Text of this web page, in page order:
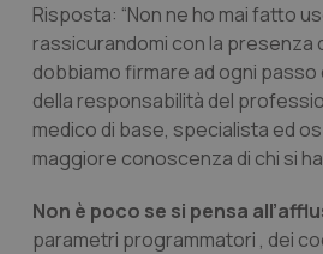
Risposta: “Non ne ho mai fatto
rassicurandomi con la presenza
dobbiamo firmare ad ogni
della responsabilità del
medico di base, specialista ed
maggiore conoscenza di chi si
Non è poco se si pensa
parametri programmatori , dei